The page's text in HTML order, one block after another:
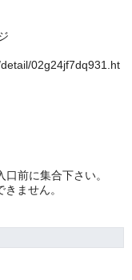
02g24jf7dq931.ht
口前に集合下さい。
ません。